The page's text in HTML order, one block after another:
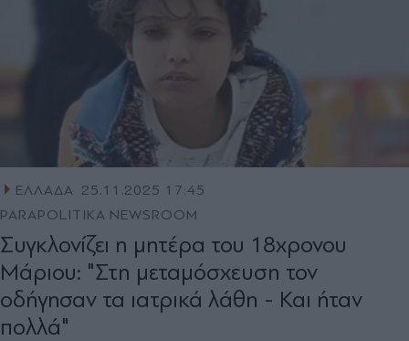
ΕΛΛΑΔΑ 25.11.2025 17:45
PARAPOLITIKA NEWSROOM
Συγκλονίζει η μητέρα του 18χρονου
Μάριου: "Στη μεταμόσχευση τον
οδήγησαν τα ιατρικά λάθη - Και ήταν
πολλά"